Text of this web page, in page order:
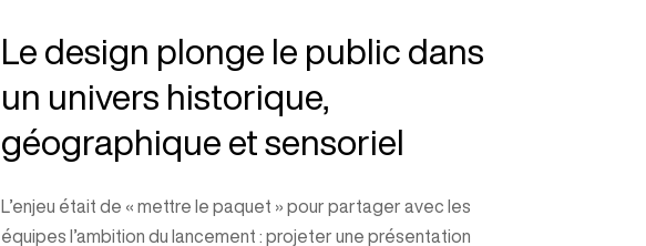
Le design plonge le public dans
un univers historique,
géographique et sensoriel
L’enjeu était de « mettre le paquet » pour partager avec les
équipes l’ambition du lancement : projeter une présentation